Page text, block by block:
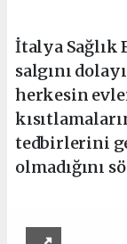
İtalya Sağlık
salgını
herkesin
tedbirlerini
olmadığını